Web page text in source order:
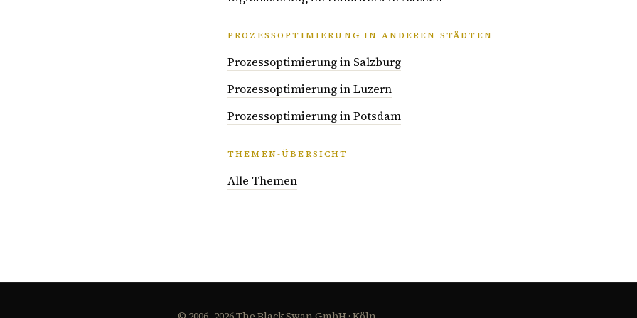
PROZESSOPTIMIERUNG IN ANDEREN STÄDTEN
Prozessoptimierung in Salzburg
Prozessoptimierung in Luzern
Prozessoptimierung in Potsdam
THEMEN-ÜBERSICHT
Alle Themen